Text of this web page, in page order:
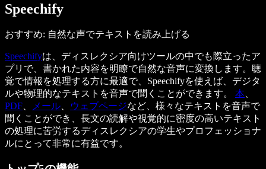
Speechify
おすすめ: 自然な声でテキストを読み上げる
Speechifyは、ディスレクシア向けツールの中でも際立ったア
プリで、書かれた内容を明瞭で自然な音声に変換します。聴
覚で情報を処理する方に最適で、Speechifyを使えば、デジタ
ルや物理的なテキストを音声で聞くことができます。 本、
PDF、 メール、 ウェブページなど、様々なテキストを音声で
聞くことができ、長文の読解や視覚的に密度の高いテキスト
の処理に苦労するディスレクシアの学生やプロフェッショナ
ルにとって非常に有益です。